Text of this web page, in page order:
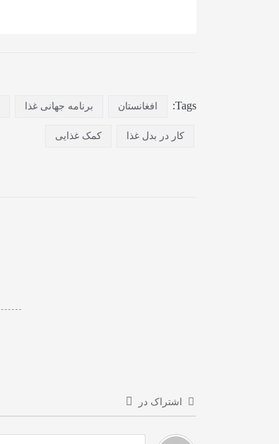
Tags: افغانستان برنامه جهانی غذا
کار در بدل غذا کمک غذایی
اشتراک در